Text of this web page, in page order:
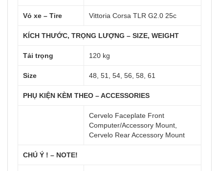
Vỏ xe – Tire Vittoria Corsa TLR G2.0 25c
KÍCH THƯỚC, TRỌNG LƯỢNG – SIZE, WEIGHT
Tải trọng 120 kg
Size 48, 51, 54, 56, 58, 61
PHỤ KIỆN KÈM THEO – ACCESSORIES
Cervelo Faceplate Front
Computer/Accessory Mount,
Cervelo Rear Accessory Mount
CHÚ Ý ! – NOTE!